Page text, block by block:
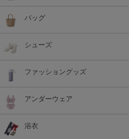
バッグ
シューズ
ファッショングッズ
アンダーウェア
浴衣